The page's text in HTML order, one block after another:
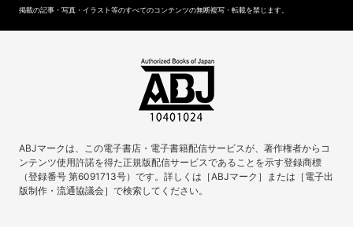
掲載の記事・写真・イラスト等のすべてのコンテンツの無断複写・転載を禁じます。
ABJマークは、この電子書店・電子書籍配信サービスが、著作権者からコ
ンテンツ使用許諾を得た正規版配信サービスであることを示す登録商標
（登録番号 第6091713号）です。詳しくは［ABJマーク］または［電子出
版制作・流通協議会］で検索してください。